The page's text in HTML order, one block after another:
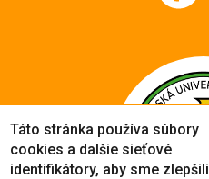
Táto stránka používa súbory
cookies a dalšie sieťové
identifikátory, aby sme zlepšili